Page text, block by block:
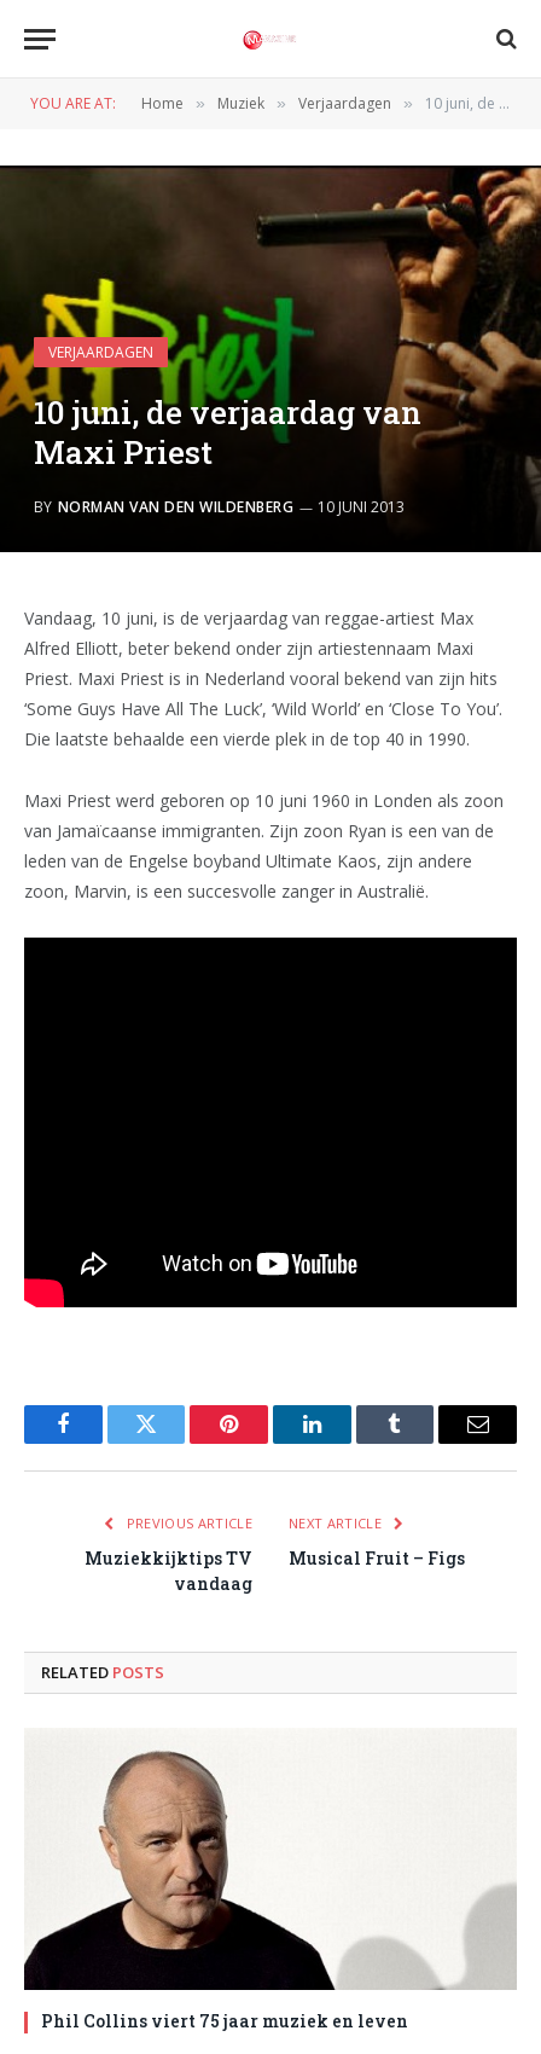
YOU ARE AT: Home » Muziek » Verjaardagen » 10 juni, de verjaardag van Maxi Priest
VERJAARDAGEN
10 juni, de verjaardag van
Maxi Priest
BY NORMAN VAN DEN WILDENBERG 10 JUNI 2013
Vandaag, 10 juni, is de verjaardag van reggae-artiest Max
Alfred Elliott, beter bekend onder zijn artiestennaam Maxi
Priest. Maxi Priest is in Nederland vooral bekend van zijn hits
‘Some Guys Have All The Luck’, ‘Wild World’ en ‘Close To You’.
Die laatste behaalde een vierde plek in de top 40 in 1990.
Maxi Priest werd geboren op 10 juni 1960 in Londen als zoon
van Jamaïcaanse immigranten. Zijn zoon Ryan is een van de
leden van de Engelse boyband Ultimate Kaos, zijn andere
zoon, Marvin, is een succesvolle zanger in Australië.
FacebookTwitter Pinterest LinkedInTumblr Email
PREVIOUS ARTICLE
Muziekkijktips TV
vandaag
NEXT ARTICLE
Musical Fruit – Figs
RELATED POSTS
Phil Collins viert 75 jaar muziek en leven